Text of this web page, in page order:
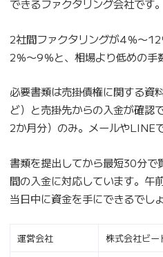
できるファクタリング会社です。
2社間ファクタリングが4％〜
2％〜9％と、相場より低めの手
必要書類は売掛債権に関する資
ど）と売掛先からの入金が確認
2か月分）のみ。メールやLINE
書類を提出してから最短30分で
間の入金に対応しています。午
当日中に資金を手にできるでしょ
運営会社 株式会社ビー